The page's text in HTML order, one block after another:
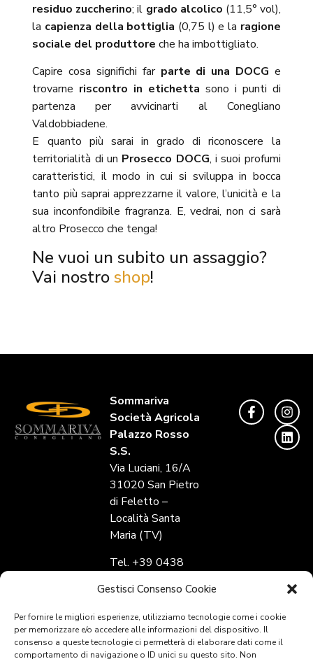
Gestisci Consenso Cookie
Per fornire le migliori esperienze, utilizziamo tecnologie come i cookie
per memorizzare e/o accedere alle informazioni del dispositivo. Il
consenso a queste tecnologie ci permetterà di elaborare dati come il
comportamento di navigazione o ID unici su questo sito. Non
residuo zuccherino; il grado alcolico (11,5° vol),
la capienza della bottiglia (0,75 l) e la ragione
sociale del produttore che ha imbottigliato.
Capire cosa significhi far parte di una DOCG e
trovarne riscontro in etichetta sono i punti di
partenza per avvicinarti al Conegliano
Valdobbiadene.
E quanto più sarai in grado di riconoscere la
territorialità di un Prosecco DOCG, i suoi profumi
caratteristici, il modo in cui si sviluppa in bocca
tanto più saprai apprezzarne il valore, l’unicità e la
sua inconfondibile fragranza. E, vedrai, non ci sarà
altro Prosecco che tenga!
Ne vuoi un subito un assaggio?
Vai nostroshop!
Sommariva
Società Agricola
Palazzo Rosso
S.S.
Via Luciani, 16/A
31020 San Pietro
di Feletto –
Località Santa
Maria (TV)
Tel. +39 0438
+39 0438
784839